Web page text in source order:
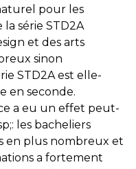
pour les
série STD2A
et des arts
sinon
STD2A est elle-
en seconde.
a eu un effet peut-
les bacheliers
en plus nombreux et
a fortement